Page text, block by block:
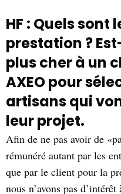
HF : Quels
prestation ?
plus cher à un
AXEO pour
artisans qui
leur projet.
Afin de ne pas avoir de
rémunéré autant par les
que par le client pour la
nous n’avons pas